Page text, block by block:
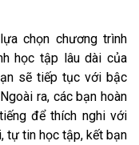
chọn chương trình
học tập lâu dài của
sẽ tiếp tục với bậc
ra, các bạn hoàn
để thích nghi với
tự tin học tập, kết bạn